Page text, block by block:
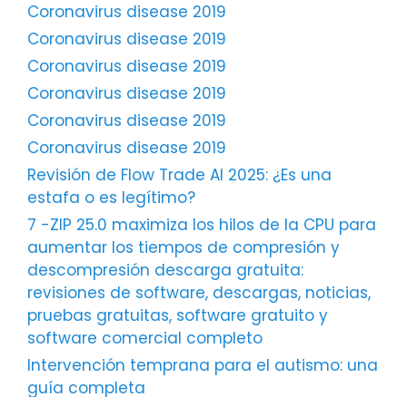
Coronavirus disease 2019
Coronavirus disease 2019
Coronavirus disease 2019
Coronavirus disease 2019
Coronavirus disease 2019
Coronavirus disease 2019
Revisión de Flow Trade AI 2025: ¿Es una
estafa o es legítimo?
7 -ZIP 25.0 maximiza los hilos de la CPU para
aumentar los tiempos de compresión y
descompresión descarga gratuita:
revisiones de software, descargas, noticias,
pruebas gratuitas, software gratuito y
software comercial completo
Intervención temprana para el autismo: una
guía completa